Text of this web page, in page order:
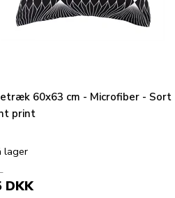
60x63 cm - Microfiber - Sort
print
lager
DKK